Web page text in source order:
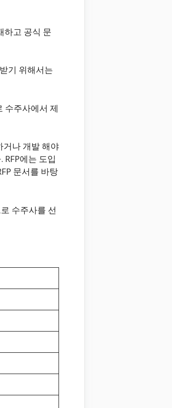
하고 공식 문
기 위해서는
수주사에서 제
거나 개발 해야
에는 도입
문서를 바탕
수주사를 선